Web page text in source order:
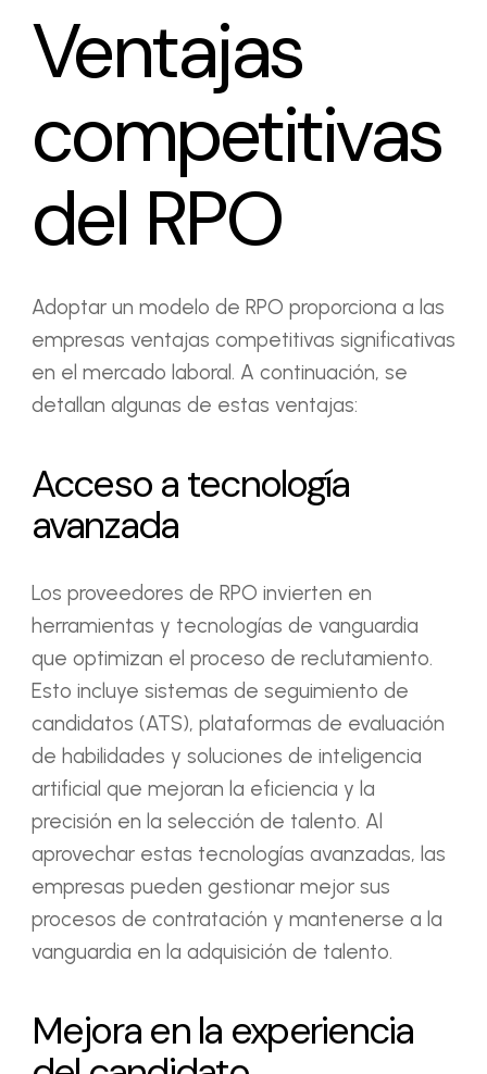
Ventajas
competitivas
del RPO
Adoptar un modelo de RPO proporciona a las
empresas ventajas competitivas significativas
en el mercado laboral. A continuación, se
detallan algunas de estas ventajas:
Acceso a tecnología
avanzada
Los proveedores de RPO invierten en
herramientas y tecnologías de vanguardia
que optimizan el proceso de reclutamiento.
Esto incluye sistemas de seguimiento de
candidatos (ATS), plataformas de evaluación
de habilidades y soluciones de inteligencia
artificial que mejoran la eficiencia y la
precisión en la selección de talento. Al
aprovechar estas tecnologías avanzadas, las
empresas pueden gestionar mejor sus
procesos de contratación y mantenerse a la
vanguardia en la adquisición de talento.
Mejora en la experiencia